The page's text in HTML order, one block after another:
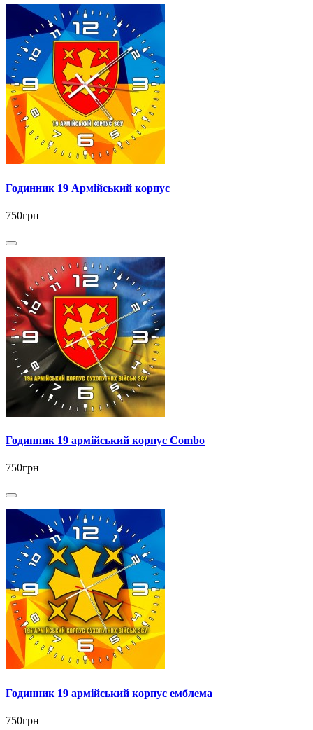
Годинник 19 Армійський корпус
750грн
Годинник 19 армійський корпус Combo
750грн
Годинник 19 армійський корпус емблема
750грн